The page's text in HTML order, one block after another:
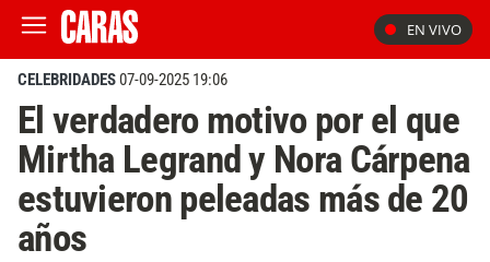
EN VIVO
CELEBRIDADES07-09-2025 19:06
El verdadero motivo por el que
Mirtha Legrand y Nora Cárpena
estuvieron peleadas más de 20
años